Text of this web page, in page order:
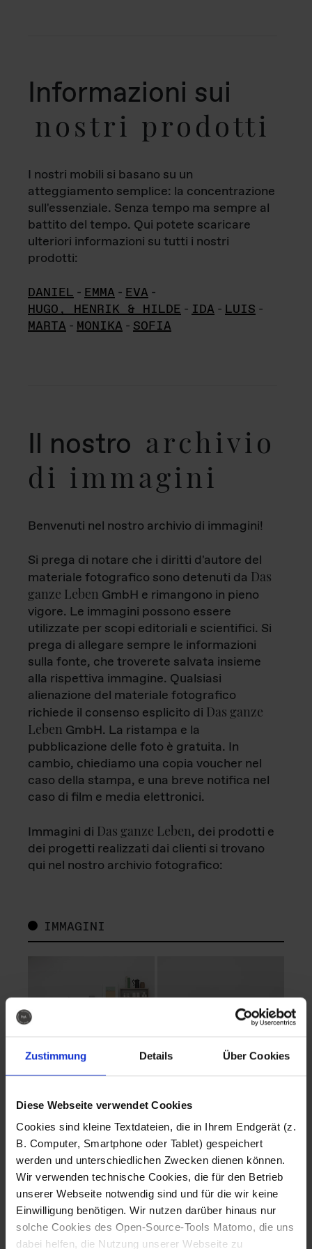
Zustimmung Details Über Cookies
Diese Webseite verwendet Cookies
Cookies sind kleine Textdateien, die in Ihrem Endgerät (z.
B. Computer, Smartphone oder Tablet) gespeichert
werden und unterschiedlichen Zwecken dienen können.
Wir verwenden technische Cookies, die für den Betrieb
unserer Webseite notwendig sind und für die wir keine
Einwilligung benötigen. Wir nutzen darüber hinaus nur
solche Cookies des Open-Source-Tools Matomo, die uns
dabei helfen, die Nutzung unserer Webseite zu
Informazioni sui
nostri prodotti
I nostri mobili si basano su un
atteggiamento semplice: la concentrazione
sull'essenziale. Senza tempo ma sempre al
battito del tempo. Qui potete scaricare
ulteriori informazioni su tutti i nostri
prodotti:
DANIEL - EMMA - EVA -
HUGO, HENRIK & HILDE - IDA - LUIS -
MARTA - MONIKA - SOFIA
Il nostro archivio
di immagini
Benvenuti nel nostro archivio di immagini!
Si prega di notare che i diritti d'autore del
materiale fotografico sono detenuti da Das
ganze Leben GmbH e rimangono in pieno
vigore. Le immagini possono essere
utilizzate per scopi editoriali e scientifici. Si
prega di allegare sempre le informazioni
sulla fonte, che troverete salvata insieme
alla rispettiva immagine. Qualsiasi
alienazione del materiale fotografico
richiede il consenso esplicito di Das ganze
Leben GmbH. La ristampa e la
pubblicazione delle foto è gratuita. In
cambio, chiediamo una copia voucher nel
caso della stampa, e una breve notifica nel
caso di film e media elettronici.
Immagini di Das ganze Leben, dei prodotti e
dei progetti realizzati dai clienti si trovano
qui nel nostro archivio fotografico:
IMMAGINI
Fotografo: Lorenz
Sternbach
Download
Fotografo: Lorenz
Sternbach
Download